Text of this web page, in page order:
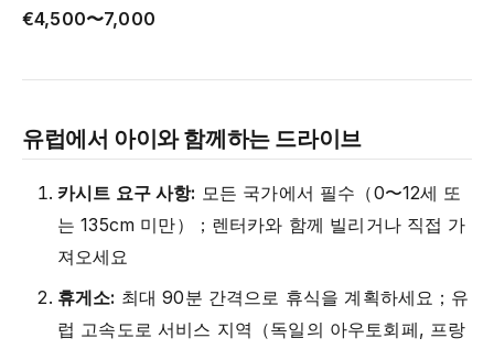
€4,500〜7,000
유럽에서 아이와 함께하는 드라이브
카시트 요구 사항: 모든 국가에서 필수（0〜12세 또
는 135cm 미만）；렌터카와 함께 빌리거나 직접 가
져오세요
휴게소: 최대 90분 간격으로 휴식을 계획하세요；유
럽 고속도로 서비스 지역（독일의 아우토회페, 프랑